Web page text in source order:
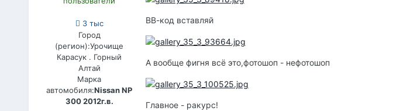
3 тыс
Город
(регион):Урочище
Карасук . Горный
Алтай
Марка
автомобиля:Nissan NP
300 2012г.в.
ВВ-код вставляй
А вообще фигня всё это,фотошоп - нефотошоп
Главное - ракурс!